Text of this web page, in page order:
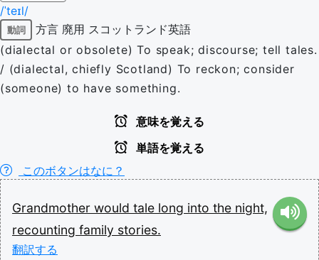
/ˈteɪl/
動詞 方言 廃用 スコットランド英語
(dialectal or obsolete) To speak; discourse; tell tales.
/ (dialectal, chiefly Scotland) To reckon; consider
(someone) to have something.
意味を覚える
単語を覚える
このボタンはなに？
Grandmother would tale long into the night,
recounting family stories.
翻訳する